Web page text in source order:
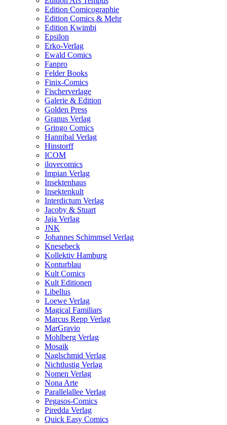
Edition Comicographie
Edition Comics & Mehr
Edition Kwimbi
Epsilon
Erko-Verlag
Ewald Comics
Fanpro
Felder Books
Finix-Comics
Fischerverlage
Galerie & Edition
Golden Press
Granus Verlag
Gringo Comics
Hannibal Verlag
Hinstorff
ICOM
ilovecomics
Impian Verlag
Insektenhaus
Insektenkult
Interdictum Verlag
Jacoby & Stuart
Jaja Verlag
JNK
Johannes Schimmsel Verlag
Knesebeck
Kollektiv Hamburg
Konturblau
Kult Comics
Kult Editionen
Libellus
Loewe Verlag
Magical Familiars
Marcus Repp Verlag
MarGravio
Mohlberg Verlag
Mosaik
Naglschmid Verlag
Nichtlustig Verlag
Nomen Verlag
Nona Arte
Parallelallee Verlag
Pegasos-Comics
Piredda Verlag
Quick Easy Comics